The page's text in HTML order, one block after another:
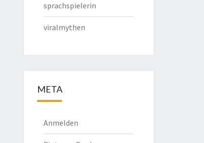
sprachspielerin
viralmythen
META
Anmelden